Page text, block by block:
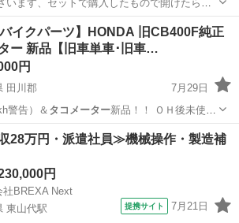
います、セットで購入したもので開けたらブ
ていた為出品します！ 未使用品なの
稜郭駅 その他
イクパーツ】HONDA 旧CB400F純正
ー 新品【旧車単車･旧車…
円
田川郡
7月29日
警告）＆ タコメーター新品！！ ＯＨ後未使用
ダ 旧車
28万円・派遣社員≫機械操作・製造補
円
社BREXA Next
東山代駅
提携サイト 7月21日